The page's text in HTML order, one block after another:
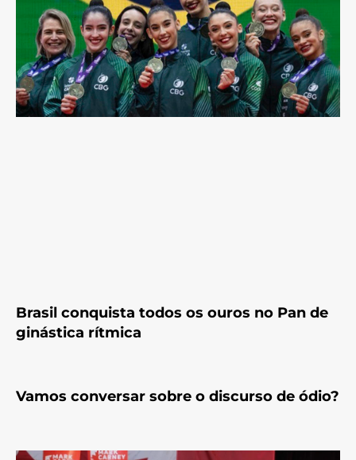
Brasil conquista todos os ouros no Pan de
ginástica rítmica
Vamos conversar sobre o discurso de ódio?